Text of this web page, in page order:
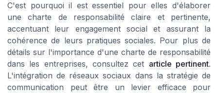
C'est pourquoi il est essentiel pour elles d'élaborer
une charte de responsabilité claire et pertinente,
accentuant leur engagement social et assurant la
cohérence de leurs pratiques sociales. Pour plus de
détails sur l'importance d'une charte de responsabilité
dans les entreprises, consultez cet article pertinent.
L'intégration de réseaux sociaux dans la stratégie de
communication peut être un levier efficace pour